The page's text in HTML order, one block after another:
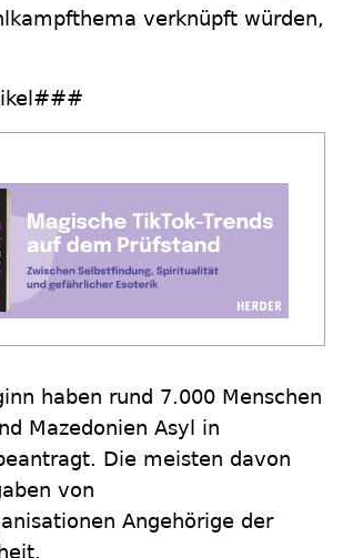
verknüpft würden,
haben rund 7.000 Menschen
Mazedonien Asyl in
Die meisten davon
von
Angehörige der